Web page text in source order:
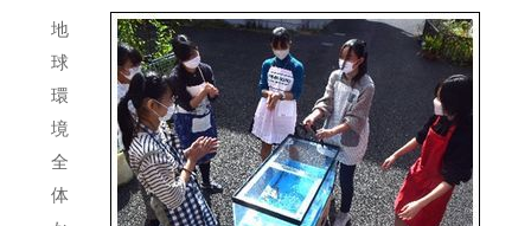
地
球
環
境
全
体